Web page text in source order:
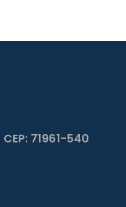
CEP: 71961-540